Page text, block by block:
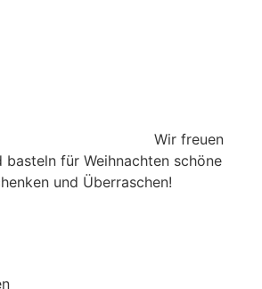
Wir freuen
basteln für Weihnachten schöne
und Überraschen!